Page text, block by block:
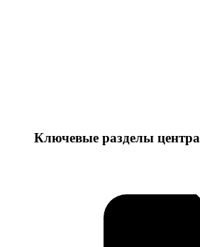
Ключевые разделы центра